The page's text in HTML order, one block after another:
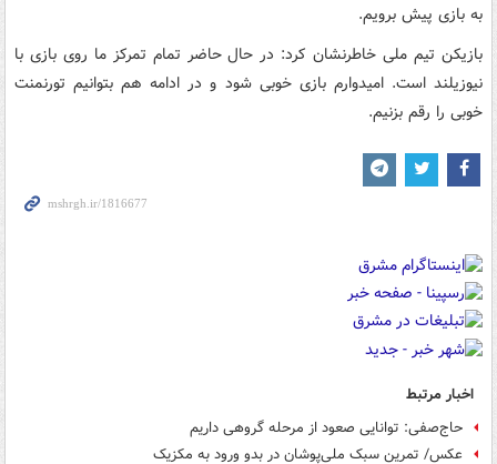
به بازی پیش برویم.
بازیکن تیم ملی خاطرنشان کرد: در حال حاضر تمام تمرکز ما روی بازی با
نیوزیلند است. امیدوارم بازی خوبی شود و در ادامه هم بتوانیم تورنمنت
خوبی را رقم بزنیم.
اخبار مرتبط
حاج‌صفی: توانایی صعود از مرحله گروهی داریم
عکس/ تمرین سبک ملی‌پوشان در بدو ورود به مکزیک